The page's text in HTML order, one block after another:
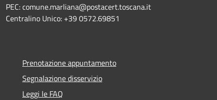
PEC: comune.marliana@postacert.toscana.it
Centralino Unico: +39 0572.69851
Prenotazione appuntamento
Segnalazione disservizio
Leggi le FAQ